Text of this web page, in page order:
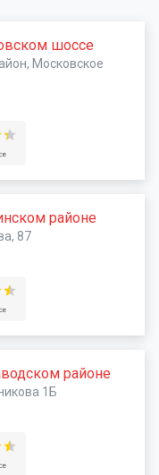
шоссе
Московское
районе
87
районе
1Б